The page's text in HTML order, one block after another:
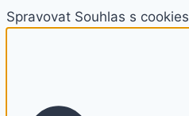
Spravovat Souhlas s cookies